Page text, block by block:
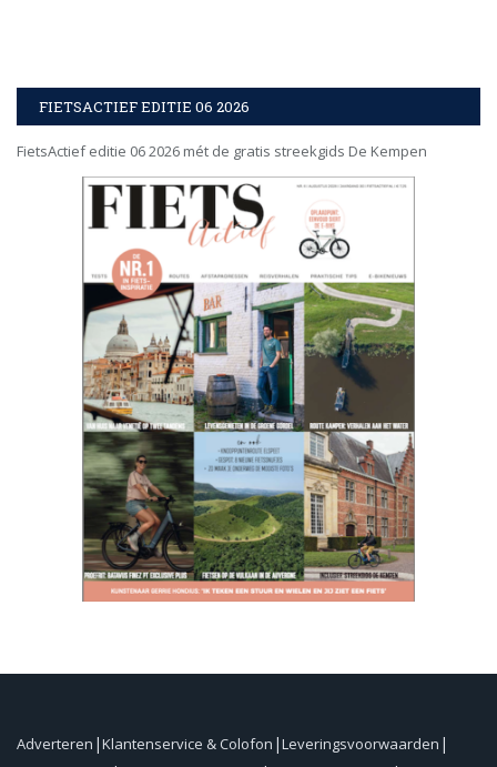
FIETSACTIEF EDITIE 06 2026
FietsActief editie 06 2026 mét de gratis streekgids De Kempen
Adverteren Klantenservice & Colofon Leveringsvoorwaarden